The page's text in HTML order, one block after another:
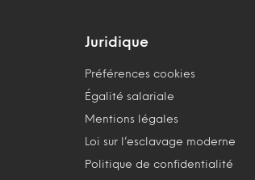
Juridique
Préférences cookies
Égalité salariale
Mentions légales
Loi sur l’esclavage moderne
Politique de confidentialité